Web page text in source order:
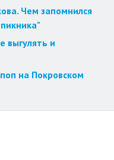
Чем запомнился
выгулять и
на Покровском